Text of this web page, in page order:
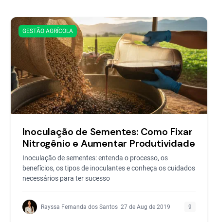
GESTÃO AGRÍCOLA
Inoculação de Sementes: Como Fixar
Nitrogênio e Aumentar Produtividade
Inoculação de sementes: entenda o processo, os
benefícios, os tipos de inoculantes e conheça os cuidados
necessários para ter sucesso
Rayssa Fernanda dos Santos 27 de Aug de 2019 9